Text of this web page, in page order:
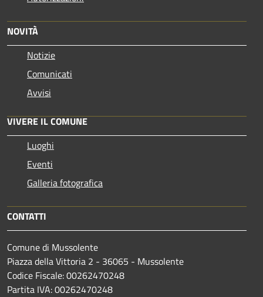
NOVITÀ
Notizie
Comunicati
Avvisi
VIVERE IL COMUNE
Luoghi
Eventi
Galleria fotografica
CONTATTI
Comune di Mussolente
Piazza della Vittoria 2 - 36065 - Mussolente
Codice Fiscale: 00262470248
Partita IVA: 00262470248